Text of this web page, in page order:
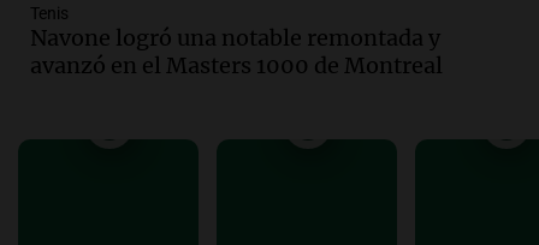
Audio.La Universidad de Milán y su
Panorama Federal
Tenis
Navone logró una notable remontada y
avanzó en el Masters 1000 de Montreal